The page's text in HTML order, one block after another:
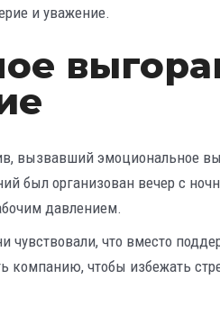
и уважение.
вызвавший эмоциональное
был организован вечер с
давлением.
чувствовали, что вместо
компанию, чтобы избежать